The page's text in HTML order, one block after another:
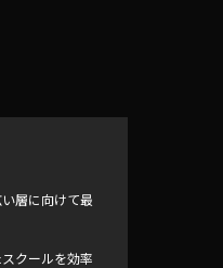
層に向けて最
クールを効率